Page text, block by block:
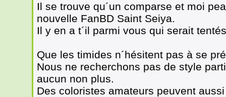
Il se trouve qu´un comparse et moi
nouvelle FanBD Saint Seiya.
Il y en a t´il parmi vous qui serait
Que les timides n´hésitent pas à se
Nous ne recherchons pas de style
aucun non plus.
Des coloristes amateurs peuvent